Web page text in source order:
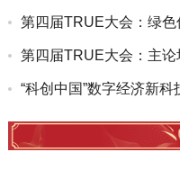
第四届TRUE大会：绿色
第四届TRUE大会：主论
“科创中国”数字经济新